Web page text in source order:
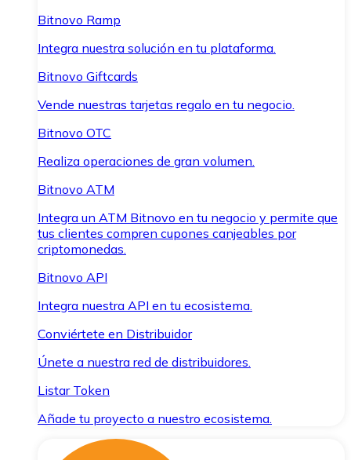
Bitnovo Ramp
Integra nuestra solución en tu plataforma.
Bitnovo Giftcards
Vende nuestras tarjetas regalo en tu negocio.
Bitnovo OTC
Realiza operaciones de gran volumen.
Bitnovo ATM
Integra un ATM Bitnovo en tu negocio y permite que
tus clientes compren cupones canjeables por
criptomonedas.
Bitnovo API
Integra nuestra API en tu ecosistema.
Conviértete en Distribuidor
Únete a nuestra red de distribuidores.
Listar Token
Añade tu proyecto a nuestro ecosistema.